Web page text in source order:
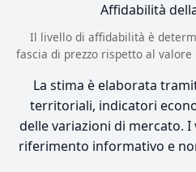
Affidabilità
Il livello di affidabilità è
fascia di prezzo rispetto al
La stima è elaborata
territoriali, indicatori
delle variazioni di mercato.
riferimento informativo e